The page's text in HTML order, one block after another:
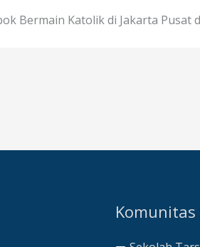
Bermain Katolik di Jakarta
Komunitas